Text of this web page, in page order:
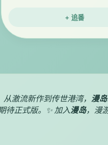
+ 追番
激流新作到传世港湾， 漫岛
待正式版。✨ 加入漫岛，漫